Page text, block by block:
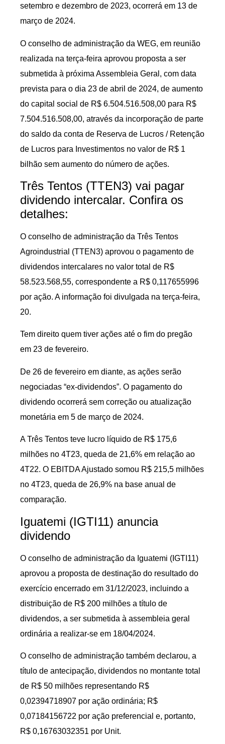
setembro e dezembro de 2023, ocorrerá em 13 de
março de 2024.
O conselho de administração da WEG, em reunião
realizada na terça-feira aprovou proposta a ser
submetida à próxima Assembleia Geral, com data
prevista para o dia 23 de abril de 2024, de aumento
do capital social de R$ 6.504.516.508,00 para R$
7.504.516.508,00, através da incorporação de parte
do saldo da conta de Reserva de Lucros / Retenção
de Lucros para Investimentos no valor de R$ 1
bilhão sem aumento do número de ações.
Três Tentos (TTEN3) vai pagar
dividendo intercalar. Confira os
detalhes:
O conselho de administração da Três Tentos
Agroindustrial (TTEN3) aprovou o pagamento de
dividendos intercalares no valor total de R$
58.523.568,55, correspondente a R$ 0,117655996
por ação. A informação foi divulgada na terça-feira,
20.
Tem direito quem tiver ações até o fim do pregão
em 23 de fevereiro.
De 26 de fevereiro em diante, as ações serão
negociadas “ex-dividendos”. O pagamento do
dividendo ocorrerá sem correção ou atualização
monetária em 5 de março de 2024.
A Três Tentos teve lucro líquido de R$ 175,6
milhões no 4T23, queda de 21,6% em relação ao
4T22. O EBITDA Ajustado somou R$ 215,5 milhões
no 4T23, queda de 26,9% na base anual de
comparação.
Iguatemi (IGTI11) anuncia
dividendo
O conselho de administração da Iguatemi (IGTI11)
aprovou a proposta de destinação do resultado do
exercício encerrado em 31/12/2023, incluindo a
distribuição de R$ 200 milhões a título de
dividendos, a ser submetida à assembleia geral
ordinária a realizar-se em 18/04/2024.
O conselho de administração também declarou, a
título de antecipação, dividendos no montante total
de R$ 50 milhões representando R$
0,02394718907 por ação ordinária; R$
0,07184156722 por ação preferencial e, portanto,
R$ 0,16763032351 por Unit.